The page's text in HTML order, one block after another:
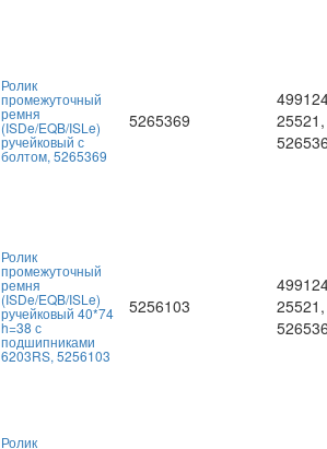
Ролик
промежуточный
ремня
(ISDe/EQB/ISLe)
ручейковый с
болтом, 5265369
5265369
Ролик
промежуточный
ремня
(ISDe/EQB/ISLe)
ручейковый 40*74
h=38 с
подшипниками
6203RS, 5256103
5256103
Ролик